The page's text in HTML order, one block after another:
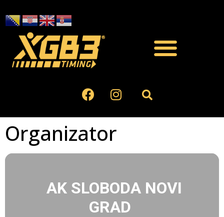
Organizator
AK SLOBODA NOVI
GRAD